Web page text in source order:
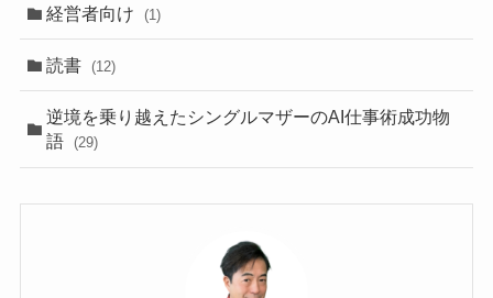
経営者向け (1)
読書 (12)
逆境を乗り越えたシングルマザーのAI仕事術成功物
語
(29)